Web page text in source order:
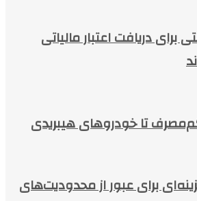
دریافت اعتبار مالیاتی
تا خودروهای هیبریدی
برای عبور از محدودیت‌های